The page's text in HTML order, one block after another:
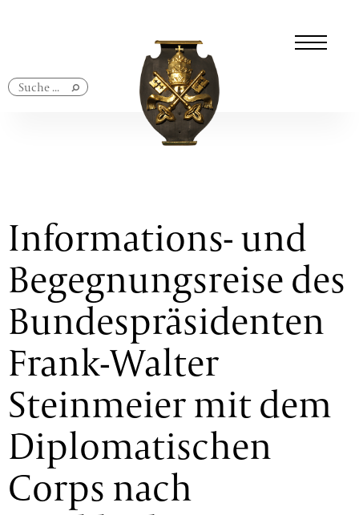
Informations- und
Begegnungsreise des
Bundespräsidenten
Frank-Walter
Steinmeier mit dem
Diplomatischen
Corps nach